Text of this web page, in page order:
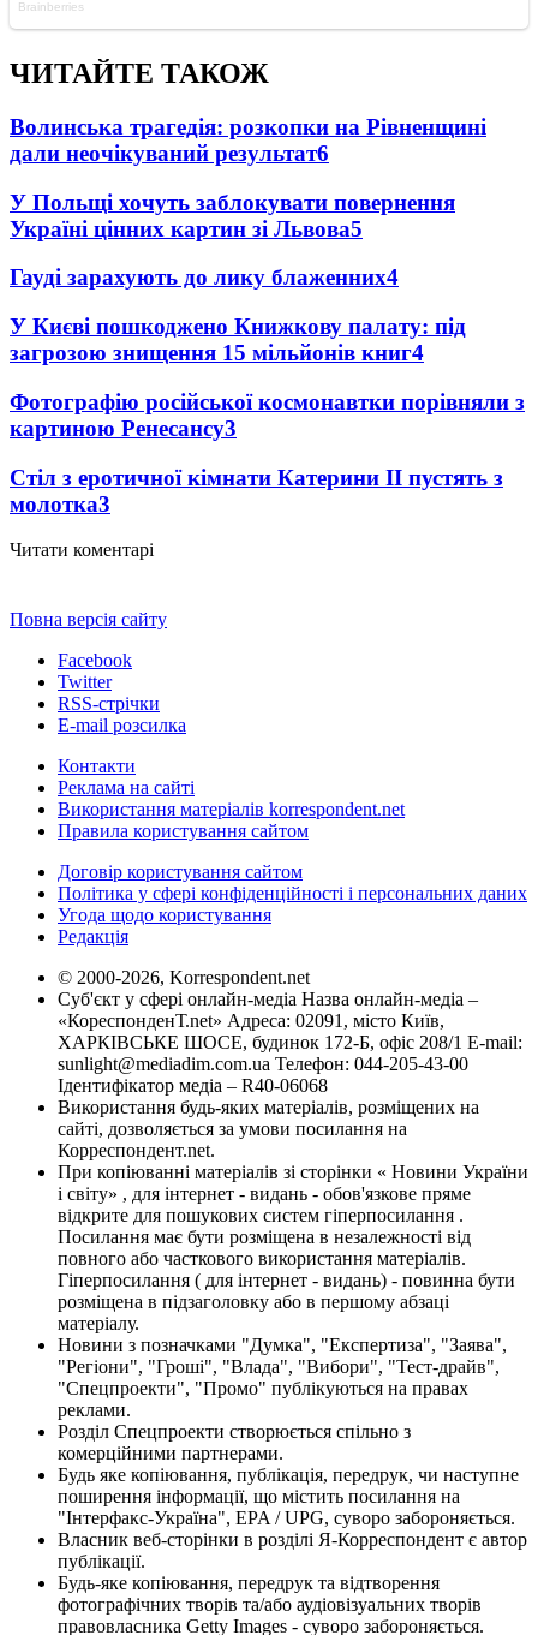
ЧИТАЙТЕ ТАКОЖ
Волинська трагедія: розкопки на Рівненщині
дали неочікуваний результат6
У Польщі хочуть заблокувати повернення
Україні цінних картин зі Львова5
Гауді зарахують до лику блаженних4
У Києві пошкоджено Книжкову палату: під
загрозою знищення 15 мільйонів книг4
Фотографію російської космонавтки порівняли з
картиною Ренесансу3
Стіл з еротичної кімнати Катерини II пустять з
молотка3
Читати коментарі
Повна версія сайту
Facebook
Twitter
RSS-стрічки
E-mail розсилка
Контакти
Реклама на сайті
Використання матеріалів korrespondent.net
Правила користування сайтом
Договір користування сайтом
Політика у сфері конфіденційності і персональних даних
Угода щодо користування
Редакція
© 2000-2026, Korrespondent.net
Суб'єкт у сфері онлайн-медіа Назва онлайн-медіа –
«КореспонденТ.net» Адреса: 02091, місто Київ,
ХАРКІВСЬКЕ ШОСЕ, будинок 172-Б, офіс 208/1 E-mail:
sunlight@mediadim.com.ua Телефон: 044-205-43-00
Ідентифікатор медіа – R40-06068
Використання будь-яких матеріалів, розміщених на
сайті, дозволяється за умови посилання на
Корреспондент.net.
При копіюванні матеріалів зі сторінки « Новини України
і світу» , для інтернет - видань - обов'язкове пряме
відкрите для пошукових систем гіперпосилання .
Посилання має бути розміщена в незалежності від
повного або часткового використання матеріалів.
Гіперпосилання ( для інтернет - видань) - повинна бути
розміщена в підзаголовку або в першому абзаці
матеріалу.
Новини з позначками "Думка", "Експертиза", "Заява",
"Регіони", "Гроші", "Влада", "Вибори", "Тест-драйв",
"Спецпроекти", "Промо" публікуються на правах
реклами.
Розділ Спецпроекти створюється спільно з
комерційними партнерами.
Будь яке копіювання, публікація, передрук, чи наступне
поширення інформації, що містить посилання на
"Інтерфакс-Україна", EPA / UPG, суворо забороняється.
Власник веб-сторінки в розділі Я-Корреспондент є автор
публікації.
Будь-яке копіювання, передрук та відтворення
фотографічних творів та/або аудіовізуальних творів
правовласника Getty Images - суворо забороняється.